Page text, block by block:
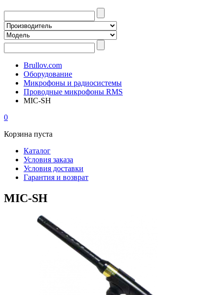
Brullov.com
Оборудование
Микрофоны и радиосистемы
Проводные микрофоны RMS
MIC-SH
0
Корзина пуста
Каталог
Условия заказа
Условия доставки
Гарантия и возврат
MIC-SH